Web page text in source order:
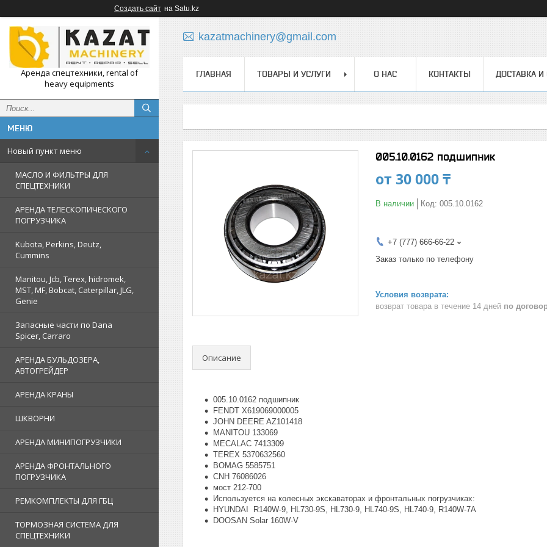
Создать сайт на Satu.kz
Аренда спецтехники, rental of
heavy equipments
Новый пункт меню
МАСЛО И ФИЛЬТРЫ ДЛЯ
СПЕЦТЕХНИКИ
АРЕНДА ТЕЛЕСКОПИЧЕСКОГО
ПОГРУЗЧИКА
Kubota, Perkins, Deutz,
Cummins
Manitou, Jcb, Terex, hidromek,
MST, MF, Bobcat, Caterpillar, JLG,
Genie
Запасные части по Dana
Spicer, Carraro
АРЕНДА БУЛЬДОЗЕРА,
АВТОГРЕЙДЕР
АРЕНДА КРАНЫ
ШКВОРНИ
АРЕНДА МИНИПОГРУЗЧИКИ
АРЕНДА ФРОНТАЛЬНОГО
ПОГРУЗЧИКА
РЕМКОМПЛЕКТЫ ДЛЯ ГБЦ
ТОРМОЗНАЯ СИСТЕМА ДЛЯ
СПЕЦТЕХНИКИ
kazatmachinery@gmail.com
ГЛАВНАЯ ТОВАРЫ И УСЛУГИ О НАС КОНТАКТЫ ДОСТАВКА И
005.10.0162 подшипник
от30 000 ₸
В наличии Код: 005.10.0162
+7 (777) 666-66-22
Заказ только по телефону
возврат товара в течение 14 дней по
Описание
005.10.0162 подшипник
FENDT X619069000005
JOHN DEERE AZ101418
MANITOU 133069
MECALAC 7413309
TEREX 5370632560
BOMAG 5585751
CNH 76086026
мост 212-700
Используется на колесных экскаваторах и фронтальных погрузчиках:
HYUNDAI R140W-9, HL730-9S, HL730-9, HL740-9S, HL740-9, R140W-7A
DOOSAN Solar 160W-V